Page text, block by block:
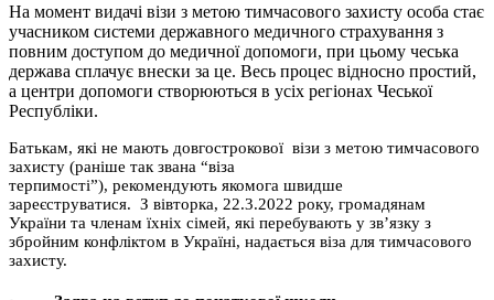
На момент видачі візи з метою тимчасового захисту особа стає
учасником системи державного медичного страхування з
повним доступом до медичної допомоги, при цьому чеська
держава сплачує внески за це. Весь процес відносно простий,
а центри допомоги створюються в усіх регіонах Чеської
Республіки.
Батькам, які не мають довгострокової візи з метою тимчасового
захисту (раніше так звана “віза
терпимості”), рекомендують якомога швидше
зареєструватися. З вівторка, 22.3.2022 року, громадянам
України та членам їхніх сімей, які перебувають у зв’язку з
збройним конфліктом в Україні, надається віза для тимчасового
захисту.